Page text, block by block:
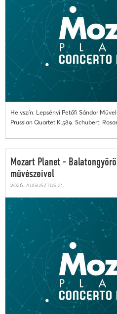
Helyszín: Lepsényi Petőfi Sándor
Prussian Quartet K.589. Schubert:
Mozart Planet -
művészeivel
2026. augusztus 21.